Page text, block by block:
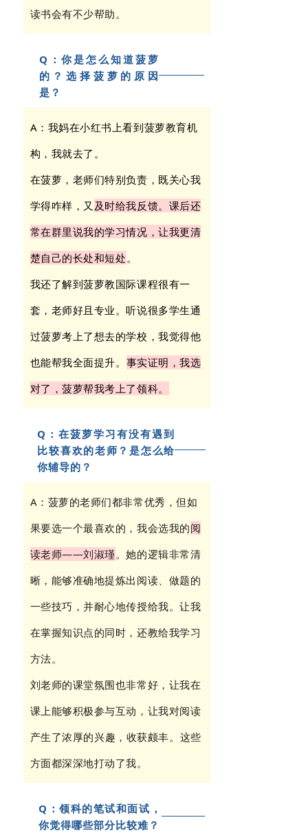
读书会有不少帮助。
Q：你是怎么知道菠萝
的？选择菠萝的原因
是？
A：我妈在小红书上看到菠萝教育机
构，我就去了。
在菠萝，老师们特别负责，既关心我
学得咋样，又 及时给我反馈。课后还
常在群里说我的学习情况，让我更清
楚自己的长处和短处 。
我还了解到菠萝教国际课程很有一
套，老师好且专业。听说很多学生通
过菠萝考上了想去的学校，我觉得他
也能帮我全面提升。 事实证明，我选
对了，菠萝帮我考上了领科。
Q：在菠萝学习有没有遇到
比较喜欢的老师？是怎么给
你辅导的？
A：菠萝的老师们都非常优秀，但如
果要选一个最喜欢的，我会选我的阅
读老师——刘淑瑾。她的逻辑非常清
晰，能够准确地提炼出阅读、做题的
一些技巧，并耐心地传授给我。让我
在掌握知识点的同时，还教给我学习
方法。
刘老师的课堂氛围也非常好，让我在
课上能够积极参与互动， 让我对阅读
产生了浓厚的兴趣， 收获颇丰。这些
方面都深深地打动了我。
Q：领科的笔试和面试，
你觉得哪些部分比较难？